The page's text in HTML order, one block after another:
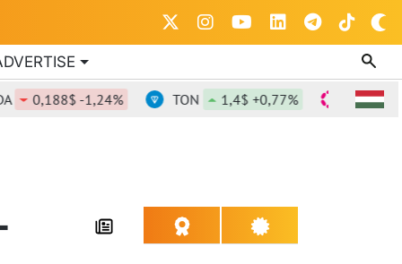
-1,24% TON 1,4$ +0,77% DOT